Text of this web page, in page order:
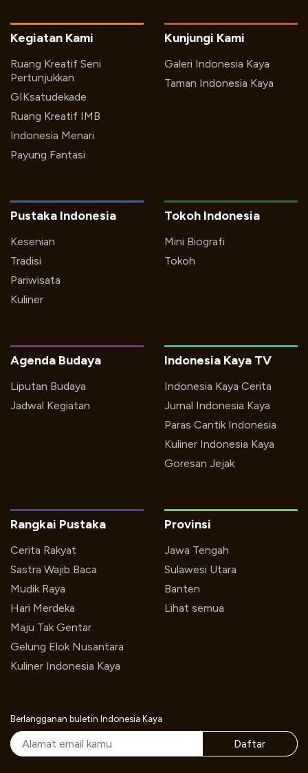
Kegiatan Kami
Ruang Kreatif Seni
Pertunjukkan
GIKsatudekade
Ruang Kreatif IMB
Indonesia Menari
Payung Fantasi
Kunjungi Kami
Galeri Indonesia Kaya
Taman Indonesia Kaya
Pustaka Indonesia
Kesenian
Tradisi
Pariwisata
Kuliner
Tokoh Indonesia
Mini Biografi
Tokoh
Indonesia Kaya TV
Indonesia Kaya Cerita
Jurnal Indonesia Kaya
Paras Cantik Indonesia
Kuliner Indonesia Kaya
Goresan Jejak
Agenda Budaya
Liputan Budaya
Jadwal Kegiatan
Rangkai Pustaka
Cerita Rakyat
Sastra Wajib Baca
Mudik Raya
Hari Merdeka
Maju Tak Gentar
Gelung Elok Nusantara
Kuliner Indonesia Kaya
Provinsi
Jawa Tengah
Sulawesi Utara
Banten
Lihat semua
Berlangganan buletin Indonesia Kaya
Daftar